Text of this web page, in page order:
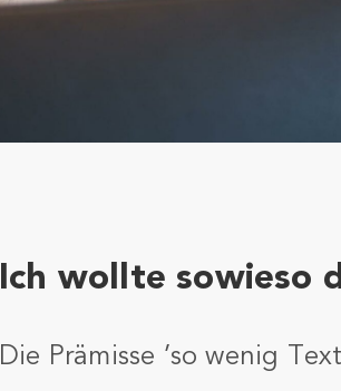
Ich wollte sowieso
Die Prämisse ’so wenig